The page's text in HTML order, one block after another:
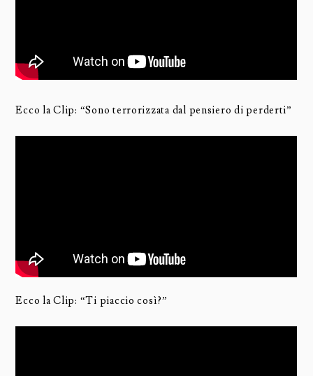
Ecco la Clip: “Sono terrorizzata dal pensiero di perderti”
Ecco la Clip: “Ti piaccio così?”